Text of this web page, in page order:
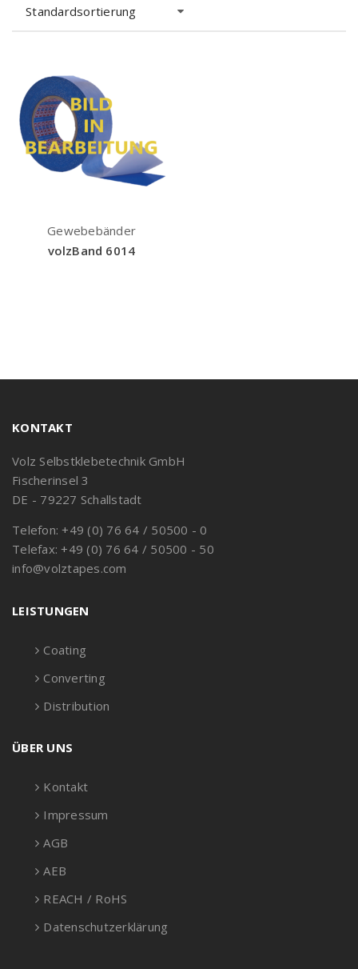
Standardsortierung
Gewebebänder
volzBand 6014
KONTAKT
Volz Selbstklebetechnik GmbH
Fischerinsel 3
DE - 79227 Schallstadt
Telefon: +49 (0) 76 64 / 50500 - 0
Telefax: +49 (0) 76 64 / 50500 - 50
info@volztapes.com
LEISTUNGEN
Coating
Converting
Distribution
ÜBER UNS
Kontakt
Impressum
AGB
AEB
REACH / RoHS
Datenschutzerklärung